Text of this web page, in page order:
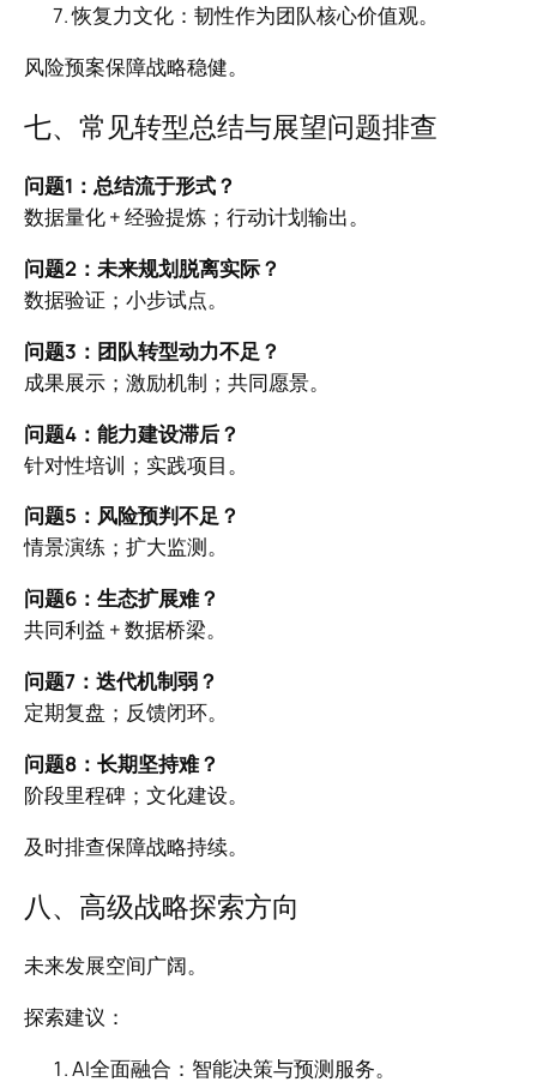
恢复力文化：韧性作为团队核心价值观。
风险预案保障战略稳健。
七、常见转型总结与展望问题排查
问题1：总结流于形式？
数据量化 + 经验提炼；行动计划输出。
问题2：未来规划脱离实际？
数据验证；小步试点。
问题3：团队转型动力不足？
成果展示；激励机制；共同愿景。
问题4：能力建设滞后？
针对性培训；实践项目。
问题5：风险预判不足？
情景演练；扩大监测。
问题6：生态扩展难？
共同利益 + 数据桥梁。
问题7：迭代机制弱？
定期复盘；反馈闭环。
问题8：长期坚持难？
阶段里程碑；文化建设。
及时排查保障战略持续。
八、高级战略探索方向
未来发展空间广阔。
探索建议：
AI全面融合：智能决策与预测服务。